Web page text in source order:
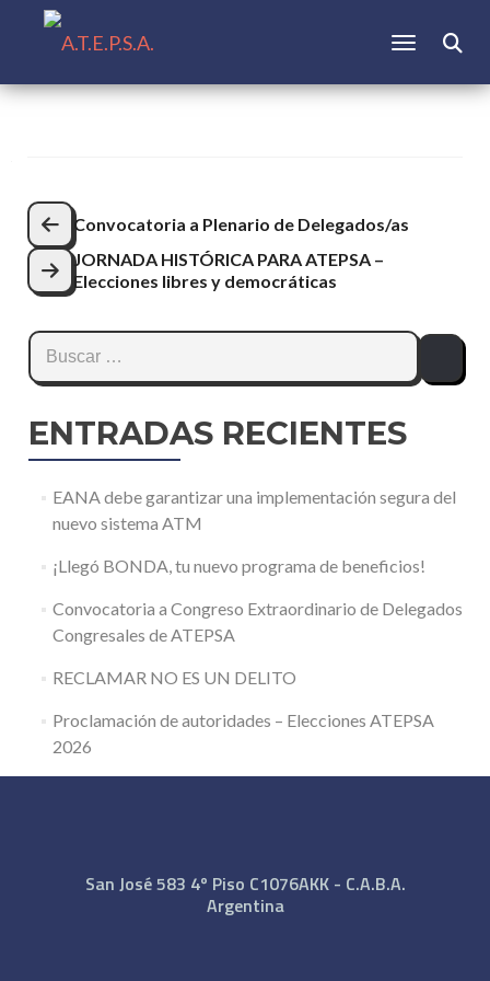
CAMBIAR
Navegación
de
entradas
Convocatoria a Plenario de Delegados/as
JORNADA HISTÓRICA PARA ATEPSA –
Elecciones libres y democráticas
Buscar:
ENTRADAS RECIENTES
EANA debe garantizar una implementación segura del
nuevo sistema ATM
¡Llegó BONDA, tu nuevo programa de beneficios!
Convocatoria a Congreso Extraordinario de Delegados
Congresales de ATEPSA
RECLAMAR NO ES UN DELITO
Proclamación de autoridades – Elecciones ATEPSA
2026
San José 583 4º Piso C1076AKK - C.A.B.A.
Argentina